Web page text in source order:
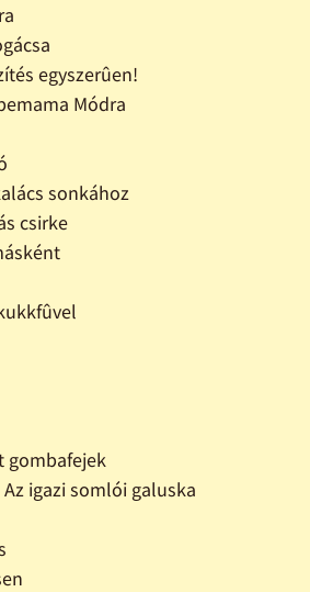
egyszerûen!
Módra
sonkához
csirke
igazi somlói galuska